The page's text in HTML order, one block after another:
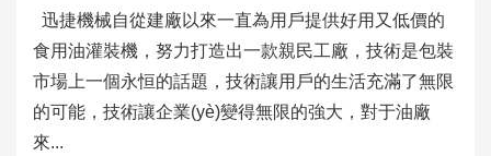
迅捷機械自從建廠以來一直為用戶提供好用又低價的
食用油灌裝機，努力打造出一款親民工廠，技術是包裝
市場上一個永恒的話題，技術讓用戶的生活充滿了無限
的可能，技術讓企業(yè)變得無限的強大，對于油廠
來...